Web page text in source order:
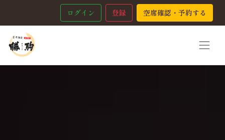
ログイン 登録 空席確認・予約する